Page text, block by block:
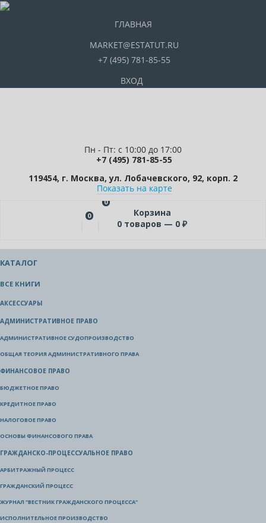
ГЛАВНАЯ
MARKET@ESTATUT.RU
+7 (495) 781-85-55
ВХОД
Пн - Пт: с 10:00 до 17:00
+7 (495) 781-85-55
119454, г. Москва, ул. Лобачевского, 92, корп. 2
Показать на карте
0
0
Корзина
0 товаров — 0 ₽
КАТАЛОГ
ВСЕ КНИГИ
АКСЕССУАРЫ
АДМИНИСТРАТИВНОЕ ПРАВО
АДМИНИСТРАТИВНОЕ СУДОПРОИЗВОДСТВО
ОБЩАЯ ТЕОРИЯ АДМИНИСТРАТИВНОГО ПРАВА
ФИНАНСОВОЕ ПРАВО
БЮДЖЕТНОЕ ПРАВО
КРЕДИТНОЕ ПРАВО
НАЛОГОВОЕ ПРАВО
ОСНОВЫ ФИНАНСОВОГО ПРАВА
ГРАЖДАНСКО-ПРОЦЕССУАЛЬНОЕ ПРАВО
АРБИТРАЖНЫЙ ПРОЦЕСС
ГРАЖДАНСКИЙ ПРОЦЕСС
ЖУРНАЛ "ВЕСТНИК ГРАЖДАНСКОГО ПРОЦЕССА"
ИСПОЛНИТЕЛЬНОЕ ПРОИЗВОДСТВО